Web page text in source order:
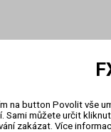
na button Povolit vše
Sami můžete určit
zakázat. Více